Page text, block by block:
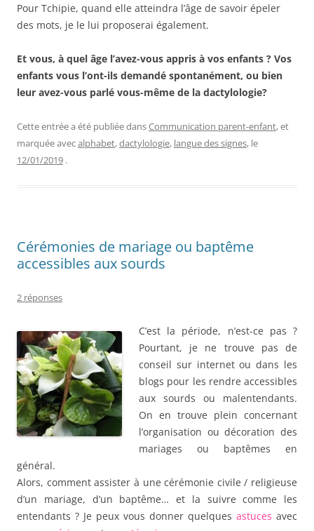
Pour Tchipie, quand elle atteindra l’âge de savoir épeler
des mots, je le lui proposerai également.
Et vous, à quel âge l’avez-vous appris à vos enfants ? Vos
enfants vous l’ont-ils demandé spontanément, ou bien
leur avez-vous parlé vous-même de la dactylologie?
Cette entrée a été publiée dansCommunication parent-enfant, et
marquée avecalphabet,dactylologie, langue des signes, le
12/01/2019 .
Cérémonies de mariage ou baptême
accessibles aux sourds
2 réponses
C’est la période, n’est-ce pas ?
Pourtant, je ne trouve pas de
conseil sur internet ou dans les
blogs pour les rendre accessibles
aux sourds ou malentendants.
On en trouve plein concernant
l’organisation ou décoration des
mariages ou baptêmes en
général.
Alors, comment assister à une cérémonie civile / religieuse
d’un mariage, d’un baptême… et la suivre comme les
entendants ? Je peux vous donner quelques astuces avec